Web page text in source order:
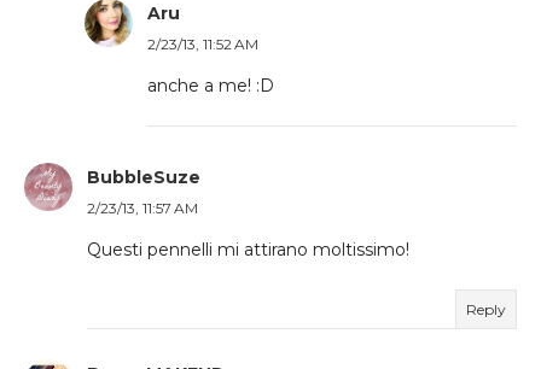
Aru
2/23/13, 11:52 AM
anche a me! :D
BubbleSuze
2/23/13, 11:57 AM
Questi pennelli mi attirano moltissimo!
Reply